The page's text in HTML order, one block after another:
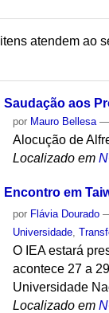
itens atendem ao
Saudação aos
por Mauro Bellesa —
Alocução de
Localizado em
Encontro em
por Flávia Dourado
Universidade ,
O IEA estará
acontece 27 a
Universidade
Localizado em